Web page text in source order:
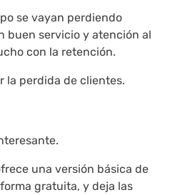
se vayan perdiendo
buen servicio y atención al
con la retención.
la perdida de clientes.
una versión básica de
gratuita, y deja las